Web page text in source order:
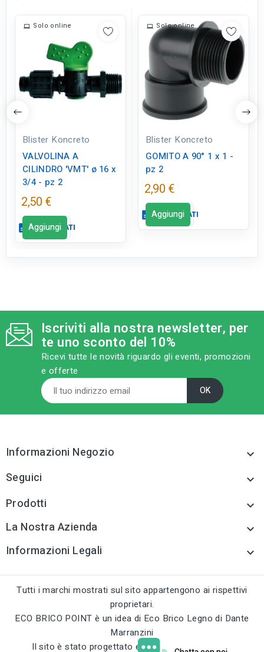
Solo online
Blister Koncreto
VALVOLINA A
CILINDRO 'VMT' ø 16 x
3/4 - pz 2
2,50 €
descriptionSCHEDA DATI
category
MODELLO
ø 16 x 3/4 - pz 2
sell
CATEGORIA PRODOTTO
Microirrigazione
Disponibile online
Aggiungi
Solo online
Blister Koncreto
GOMITO A 90° 1 x 1 -
pz 2
2,90 €
descriptionSCHEDA DATI
category
MODELLO
1 x 1 - pz 2
Microirrigazione
Aggiungi
Iscriviti alla nostra newsletter, per
te uno sconto del 10%
Ricevi tutte le novità riguardo gli eventi, promozioni
e offerte
Informazioni Negozio 
Seguici 
Prodotti 
La Nostra Azienda 
Informazioni Legali 
Tutti i marchi mostrati sul sito appartengono ai rispettivi
proprietari.
ECO BRICO POINT è un idea di Eco Brico Legno di Dante
Marranzini
Il sito è stato progettato e sviluppato da
curci.eu